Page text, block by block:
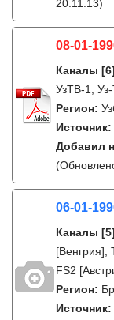
20:11:13)
08-01-
Каналы [6]
УзТВ-1,
Регион:
Источник:
Добавил
06-01-
Каналы [5]
[Венгрия],
FS2
Регион:
Источник: